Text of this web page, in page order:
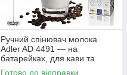
Ручний спінювач молока
Adler AD 4491 — на
батарейках, для кави та
латте
Готово до відправки